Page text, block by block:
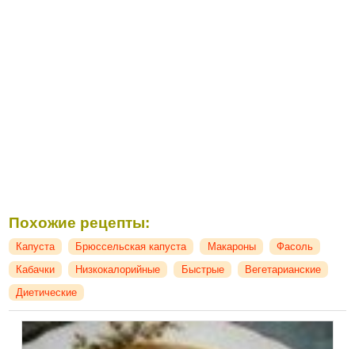
Похожие рецепты:
Капуста Брюссельская капуста Макароны
Фасоль
Кабачки
Низкокалорийные Быстрые
Вегетарианские
Диетические